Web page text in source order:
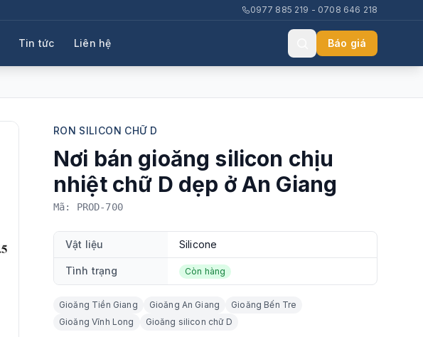
0977 885 219 - 0708 646 218
Tin tức Liên hệ Báo giá
RON SILICON CHỮ D
Nơi bán gioăng silicon chịu
nhiệt chữ D dẹp ở An Giang
Mã: PROD-700
Vật liệu Silicone
Tình trạng Còn hàng
Gioăng Tiền Giang Gioăng An Giang
Gioăng Bến Tre
Gioăng Vĩnh Long
Gioăng silicon chữ D